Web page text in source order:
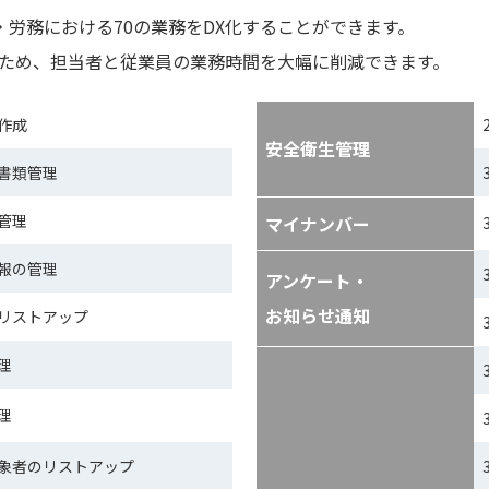
務における70の業務をDX化することができます。
、担当者と従業員の業務時間を大幅に削減できます。
成
類管理
理
の管理
ストアップ
者のリストアップ
安全衛生管理
マイナンバー
アンケート・
お知らせ通知